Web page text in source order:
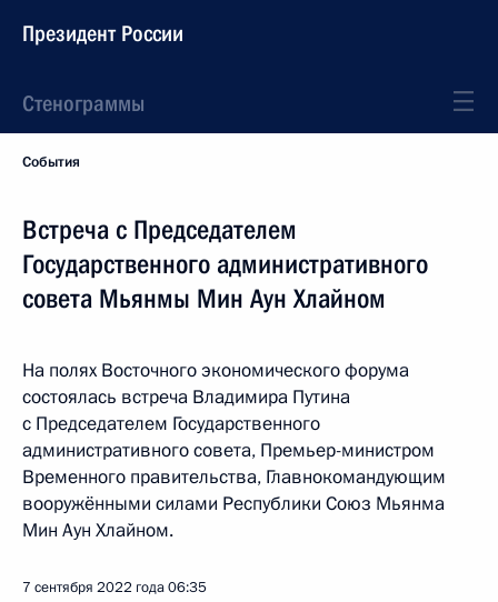
Президент России
Стенограммы
События
Встреча с Председателем
Государственного административного
совета Мьянмы Мин Аун Хлайном
На полях Восточного экономического форума
состоялась встреча Владимира Путина
с Председателем Государственного
административного совета, Премьер-министром
Временного правительства, Главнокомандующим
вооружёнными силами Республики Союз Мьянма
Мин Аун Хлайном.
7 сентября 2022 года06:35